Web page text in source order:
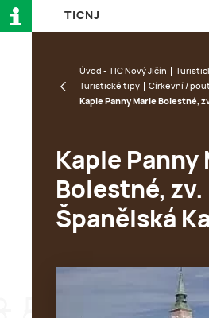
TI CN J
Úvod - TIC Nový Jičín
Turistické tipy
Církevní /
Kaple Panny Marie Bolestné,
Kaple Panny
Bolestné, zv.
Španělská